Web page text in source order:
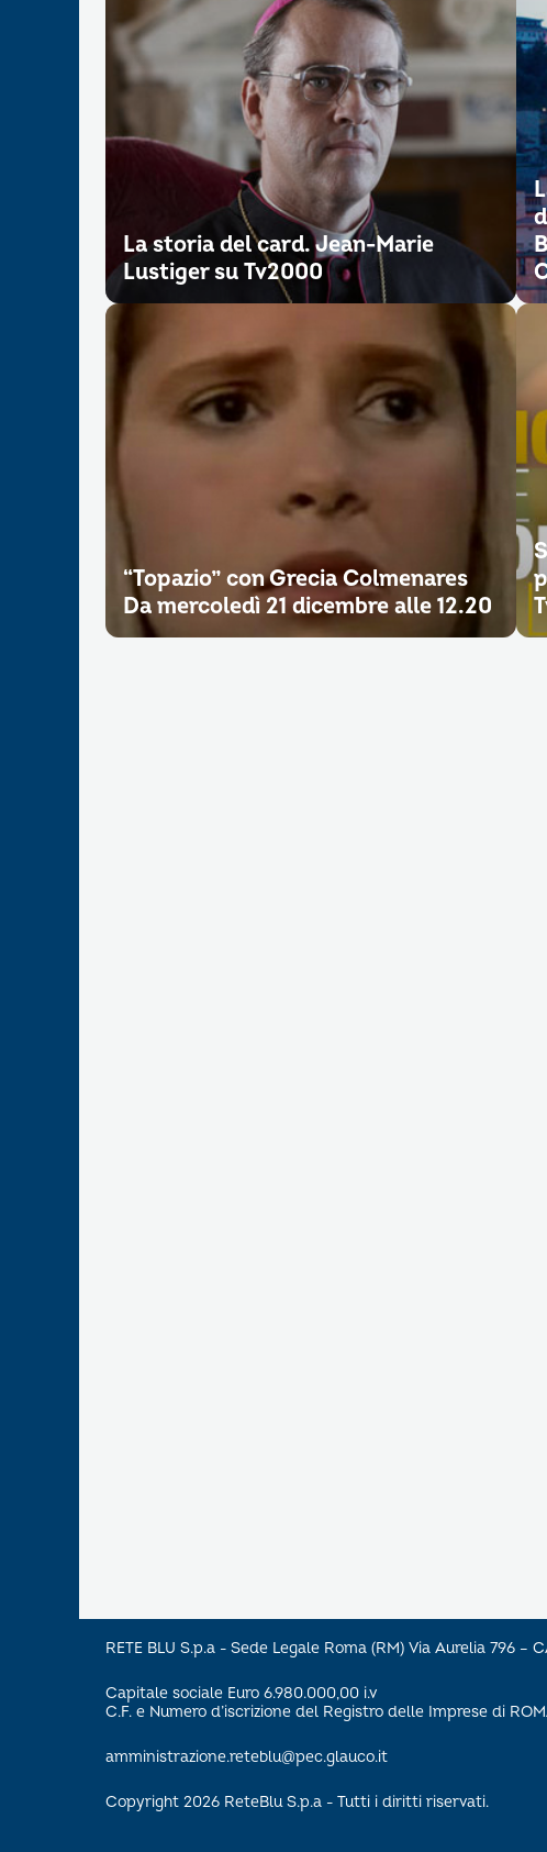
La storia del card. Jean-Marie
Lustiger su Tv2000
“Topazio” con Grecia Colmenares
Da mercoledì 21 dicembre alle 12.20
RETE BLU S.p.a - Sede Legale Roma (RM) Via Aurelia 796 –
Capitale sociale Euro 6.980.000,00 i.v
C.F. e Numero d’iscrizione del Registro delle Imprese di
amministrazione.reteblu@pec.glauco.it
Copyright 2026 ReteBlu S.p.a - Tutti i diritti riservati.